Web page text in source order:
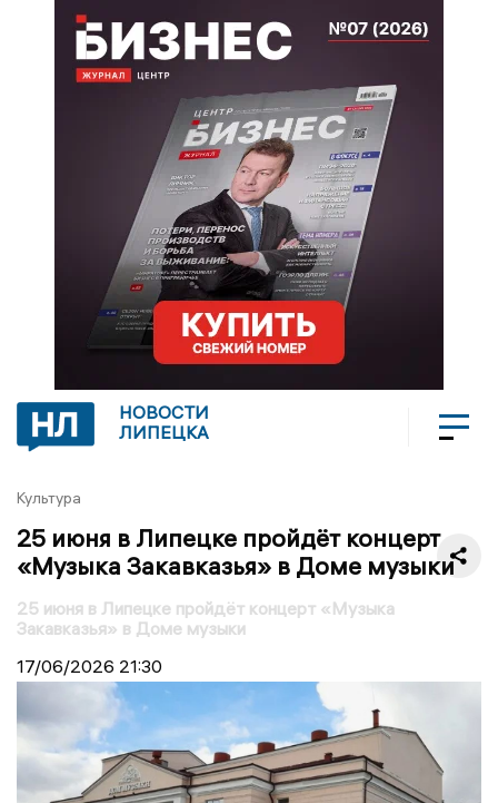
НОВОСТИ
ЛИПЕЦКА
Культура
25 июня в Липецке пройдёт концерт
«Музыка Закавказья» в Доме музыки
25 июня в Липецке пройдёт концерт «Музыка
Закавказья» в Доме музыки
17/06/2026 21:30